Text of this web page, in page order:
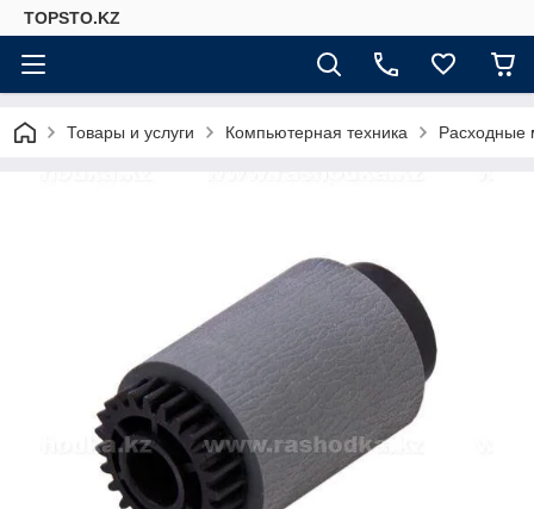
TOPSTO.KZ
Товары и услуги Компьютерная техника Расходные